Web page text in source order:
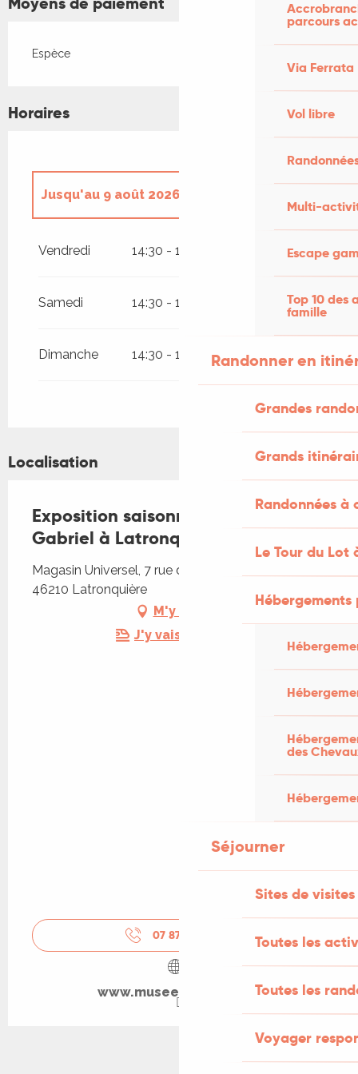
parcours
Via Ferrata
Vol libre
Multi-
Escape
Top 10 des
famille
Randonner en
Grandes
Grands
Randonnées
Le Tour du Lot
des
Séjourner
Sites de visites
Toutes les
Toutes les
Voyager
Espèce
Horaires
Jusqu'au 9 août 2026
septembre 2026
Vendredi 14:30 - 18:30
Samedi 14:30 - 18:30
Dimanche 14:30 - 18:30
Localisation
Exposition saisonnière au Musée
Gabriel à Latronquière
Magasin Universel, 7 rue des chevaliers de Malte,
46210 Latronquière
M'y rendre
J'y vais en train !
07 87 30 51
www.museegabriel.com